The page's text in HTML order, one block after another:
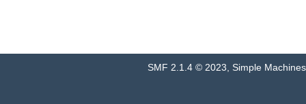
SMF 2.1.4 © 2023 Simple Machines